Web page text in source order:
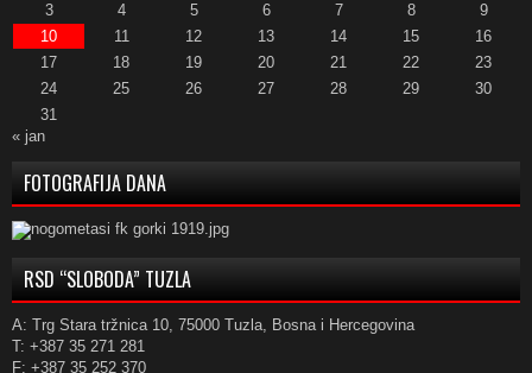
3
4 5 6 7 8
9
10
11 12 13 14 15
16
17
18 19 20 21 22
23
24
25 26 27 28 29
30
31
« jan
FOTOGRAFIJA DANA
RSD “SLOBODA” TUZLA
A: Trg Stara tržnica 10, 75000 Tuzla, Bosna i Hercegovina
T: +387 35 271 281
F: +387 35 252 370